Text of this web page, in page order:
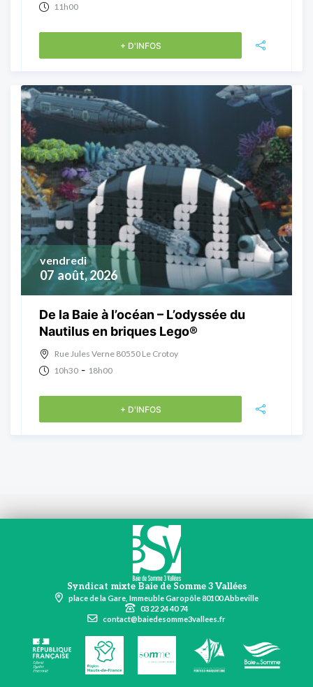
11h00
+ D'INFOS
07 août, 2026
vendredi
De la Baie à l’océan – L’odyssée du
Nautilus en briques Lego®
Rue Jules Verne 80550 Le Crotoy
10h30 - 18h00
+ D'INFOS
Syndicat mixte Baie de Somme 3 Vallées
place de la Gare, Immeuble Garopôle 80100 Abbeville
03 22 24 40 74
contact@baiedesomme3vallees.fr